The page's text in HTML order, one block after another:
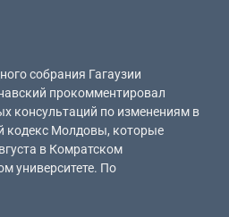
собрания Гагаузии
прокомментировал
консультаций по изменениям в
кодекс Молдовы, которые
в Комратском
университете. По